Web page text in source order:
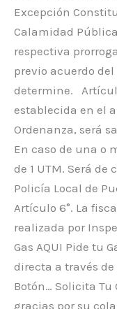
Excepción
Calamidad
respectiva
previo acuerdo
determine.
establecida en el
Ordenanza, será
En caso de una o
de 1 UTM. Será
Policía Local de
Artículo 6°. La
realizada por
Gas AQUI Pide tu
directa a través de
Botón… Solicita Tu
gracias por su